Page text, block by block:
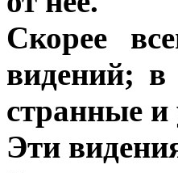
Скорее
видений; в
странные
Эти